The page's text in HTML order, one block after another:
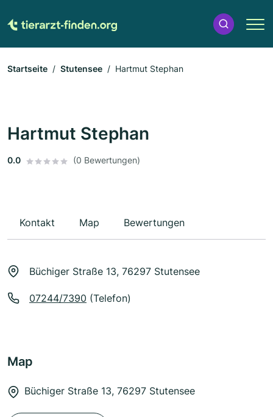
Startseite Stutensee Hartmut Stephan
Hartmut Stephan
0.0 (0 Bewertungen)
Kontakt Map Bewertungen
Büchiger Straße 13, 76297 Stutensee
07244/7390 (Telefon)
Map
Büchiger Straße 13, 76297 Stutensee